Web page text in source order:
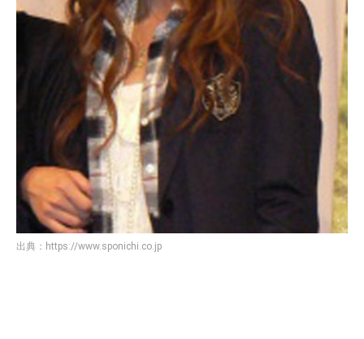
出典： https://www.sponichi.co.jp